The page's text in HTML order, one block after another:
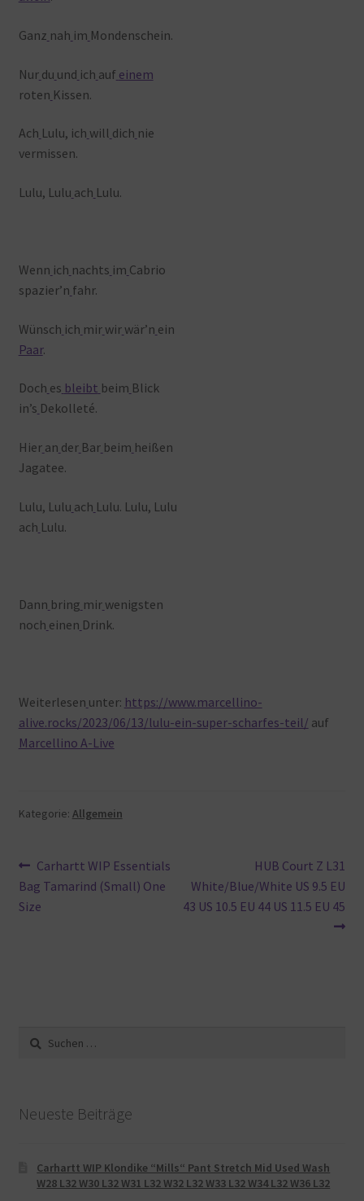
Ganz nah im Mondenschein.
Nur du und ich auf einem
roten Kissen.
Ach Lulu, ich will dich nie
vermissen.
Lulu, Lulu ach Lulu.
Wenn ich nachts im Cabrio
spazier’n fahr.
Wünsch ich mir wir wär’n ein
Paar.
Doch es bleibt beim Blick
in’s Dekolleté.
Hier an der Bar beim heißen
Jagatee.
Lulu, Lulu ach Lulu. Lulu, Lulu
ach Lulu.
Dann bring mir wenigsten
noch einen Drink.
Weiterlesen unter: https://www.marcellino-
alive.rocks/2023/06/13/lulu-ein-super-scharfes-teil/ auf
Marcellino A-Live
Kategorie: Allgemein
Beitragsnavigation
Vorheriger
Beitrag:
Carhartt WIP Essentials
Bag Tamarind (Small) One
Size
Nächster
Beitrag:
HUB Court Z L31
White/Blue/White US 9.5 EU
43 US 10.5 EU 44 US 11.5 EU 45
Suche
nach:
Neueste Beiträge
Carhartt WIP Klondike “Mills“ Pant Stretch Mid Used Wash
W28 L32 W30 L32 W31 L32 W32 L32 W33 L32 W34 L32 W36 L32